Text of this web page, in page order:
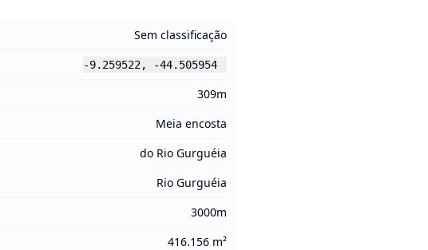
Sem classificação
-9.259522, -44.505954
309m
Meia encosta
do Rio Gurguéia
Rio Gurguéia
3000m
416.156 m²